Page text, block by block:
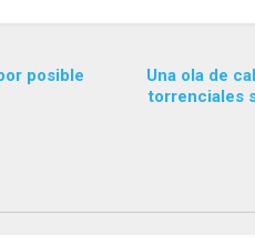
posible
Una ola de
torrenciales